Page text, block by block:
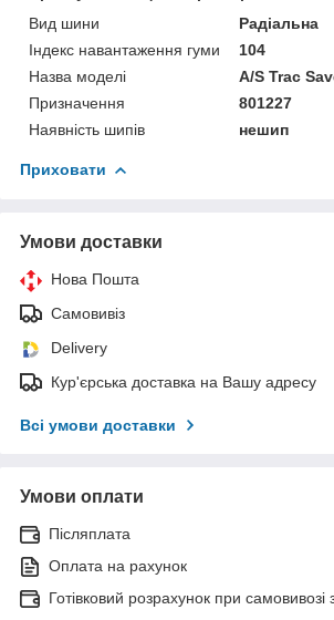
Вид шини
Радіальна
Індекс навантаження гуми
104
Назва моделі
A/S Trac
Призначення
801227
Наявність шипів
нешип
Приховати
Умови доставки
Нова Пошта
Самовивіз
Delivery
Кур'єрська доставка на Вашу адресу
Всі умови доставки
Умови оплати
Післяплата
Оплата на рахунок
Готівковий розрахунок при самовивозі